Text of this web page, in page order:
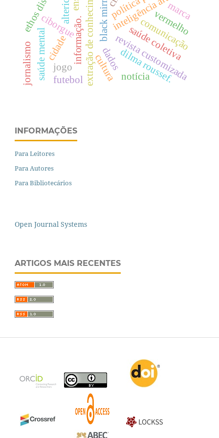
extração de conhecimentodados
informação.
ciborgue black mirror
revista customizada
comunicação
cultura
cidade saúde coletiva
vermelho
dilma roussef.
saúde mental
marca
jogo
notícia
jornalismo futebol
INFORMAÇÕES
Para Leitores
Para Autores
Para Bibliotecários
Open Journal Systems
ARTIGOS MAIS RECENTES